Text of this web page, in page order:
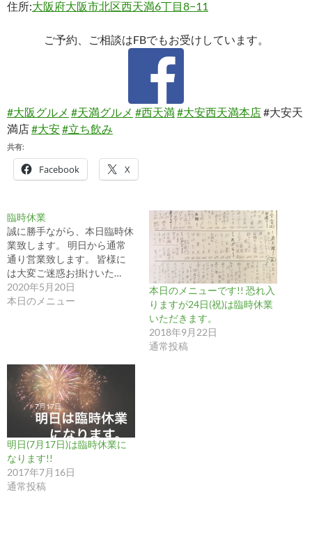
住所:大阪府大阪市北区西天満6丁目8−11
ご予約、ご相談はFBでもお受けしています。
#大阪グルメ #天満グルメ #西天満#大安西天満本店#大安天
満店#大安#立ち飲み
共有:
Facebook X
臨時休業
誠に勝手ながら、本日臨時休
業致します。 明日から通常
通り営業致します。 皆様に
は大変ご迷惑お掛けいた…
2020年5月20日
本日のメニュー
本日のメニューです!! 恐れ入
りますが24日(祝)は臨時休業
いただきます。
2018年9月22日
通常投稿
明日(7月17日)は臨時休業に
なります!!
2017年7月16日
通常投稿